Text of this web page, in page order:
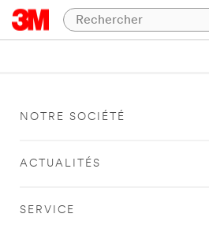
NOTRE SOCIÉTÉ
ACTUALITÉS
SERVICE